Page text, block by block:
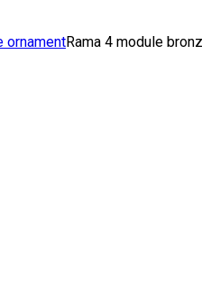
ornamentRama 4 module bronz